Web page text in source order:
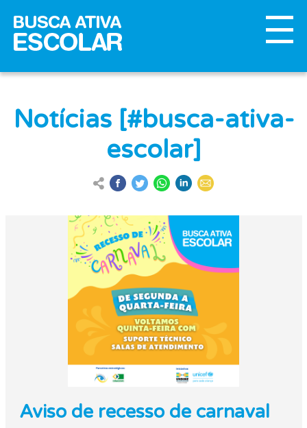
Notícias [#busca-ativa-
escolar]
Aviso de recesso de carnaval